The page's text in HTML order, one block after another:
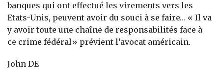
banques qui ont effectué les virements vers les
Etats-Unis, peuvent avoir du souci à se faire… « Il va
y avoir toute une chaîne de responsabilités face à
ce crime fédéral» prévient l’avocat américain.
John DE